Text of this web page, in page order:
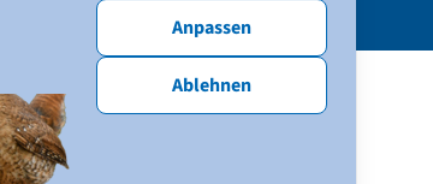
Anpassen
Ablehnen
Neu & Angebote